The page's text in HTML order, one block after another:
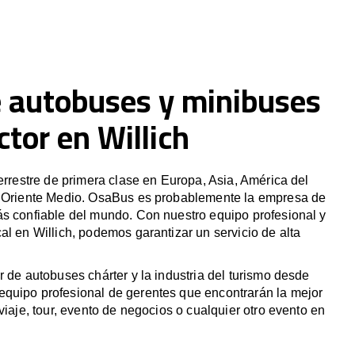
y minibuses
en Willich
de primera clase en Europa, Asia, América del
Medio. OsaBus es probablemente la empresa de
confiable del mundo. Con nuestro equipo profesional y
en Willich, podemos garantizar un servicio de alta
de autobuses chárter y la industria del turismo desde
profesional de gerentes que encontrarán la mejor
tour, evento de negocios o cualquier otro evento en